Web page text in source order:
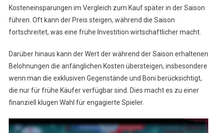
Kosteneinsparungen im Vergleich zum Kauf später in der Saison
führen. Oft kann der Preis steigen, während die Saison
fortschreitet, was eine frühe Investition wirtschaftlicher macht.
Darüber hinaus kann der Wert der während der Saison erhaltenen
Belohnungen die anfänglichen Kosten übersteigen, insbesondere
wenn man die exklusiven Gegenstände und Boni berücksichtigt,
die nur für frühe Käufer verfügbar sind. Dies macht es zu einer
finanziell klugen Wahl für engagierte Spieler.